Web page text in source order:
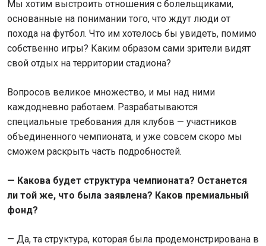
Мы хотим выстроить отношения с болельщиками,
основанные на понимании того, что ждут люди от
похода на футбол. Что им хотелось бы увидеть, помимо
собственно игры? Каким образом сами зрители видят
свой отдых на территории стадиона?
Вопросов великое множество, и мы над ними
каждодневно работаем. Разрабатываются
специальные требования для клубов — участников
объединенного чемпионата, и уже совсем скоро мы
сможем раскрыть часть подробностей.
— Какова будет структура чемпионата? Останется
ли той же, что была заявлена? Каков премиальный
фонд?
— Да, та структура, которая была продемонстрирована в